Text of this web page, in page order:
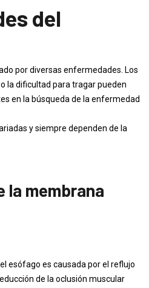
del
por diversas enfermedades. Los
la dificultad para tragar pueden
en la búsqueda de la enfermedad
y siempre dependen de la
la membrana
esófago es causada por el reflujo
de la oclusión muscular